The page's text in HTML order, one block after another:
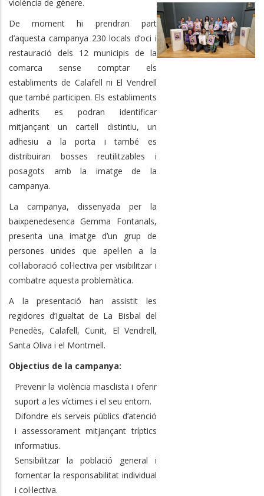
violència de gènere.
De moment hi prendran part
d’aquesta campanya 230 locals d’oci i
restauració dels 12 municipis de la
comarca sense comptar els
establiments de Calafell ni El Vendrell
que també participen. Els establiments
adherits es podran identificar
mitjançant un cartell distintiu, un
adhesiu a la porta i també es
distribuiran bosses reutilitzables i
posagots amb la imatge de la
campanya.
La campanya, dissenyada per la
baixpenedesenca Gemma Fontanals,
presenta una imatge d’un grup de
persones unides que apel·len a la
col·laboració col·lectiva per visibilitzar i
combatre aquesta problemàtica.
A la presentació han assistit les
regidores d’Igualtat de La Bisbal del
Penedès, Calafell, Cunit, El Vendrell,
Santa Oliva i el Montmell.
Objectius de la campanya:
Prevenir la violència masclista i oferir
suport a les víctimes i el seu entorn.
Difondre els serveis públics d’atenció
i assessorament mitjançant tríptics
informatius.
Sensibilitzar la població general i
fomentar la responsabilitat individual
i col·lectiva.